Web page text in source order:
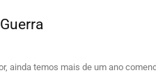
ainda temos mais de um ano